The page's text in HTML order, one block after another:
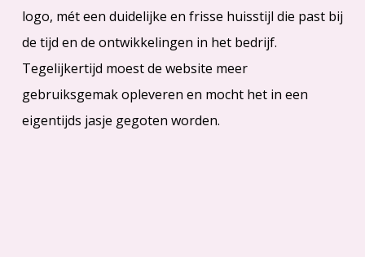
logo, mét een duidelijke en frisse huisstijl die past bij
de tijd en de ontwikkelingen in het bedrijf.
Tegelijkertijd moest de website meer
gebruiksgemak opleveren en mocht het in een
eigentijds jasje gegoten worden.